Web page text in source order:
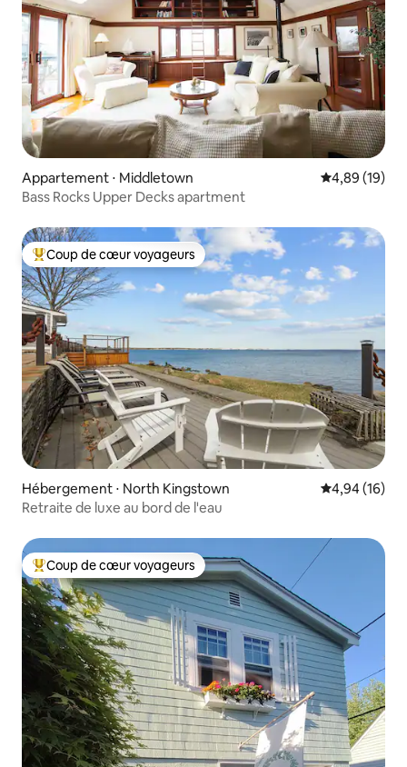
Appartement ⋅ Middletown Évaluation
4,89 (19)
Bass Rocks Upper Decks apartment
Coups de cœur voyageurs les plus appréciés
Coup de cœur voyageurs
Hébergement ⋅ North Kingstown Évaluation
4,94 (16)
Retraite de luxe au bord de l'eau
Coups de cœur voyageurs les plus appréciés
Coup de cœur voyageurs